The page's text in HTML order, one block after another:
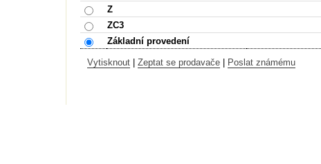
Z
ZC3
Základní provedení
Vytisknout Zeptat se prodavače Poslat známému